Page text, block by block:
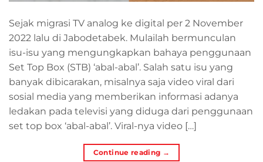
Sejak migrasi TV analog ke digital per 2 November
2022 lalu di Jabodetabek. Mulailah bermunculan
isu-isu yang mengungkapkan bahaya penggunaan
Set Top Box (STB) ‘abal-abal’. Salah satu isu yang
banyak dibicarakan, misalnya saja video viral dari
sosial media yang memberikan informasi adanya
ledakan pada televisi yang diduga dari penggunaan
set top box ‘abal-abal’. Viral-nya video […]
Continue reading →